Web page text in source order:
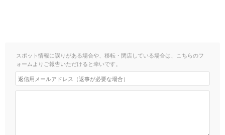
スポット情報に誤りがある場合や、移転・閉店している場合は、こちらのフ
ォームよりご報告いただけると幸いです。